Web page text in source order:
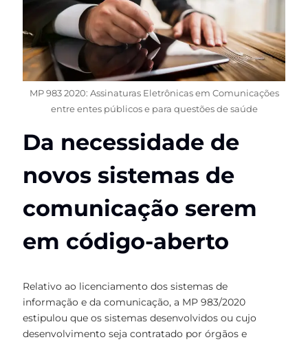
MP 983 2020: Assinaturas Eletrônicas em Comunicações
entre entes públicos e para questões de saúde
Da necessidade de
novos sistemas de
comunicação serem
em código-aberto
Relativo ao licenciamento dos sistemas de
informação e da comunicação, a MP 983/2020
estipulou que os sistemas desenvolvidos ou cujo
desenvolvimento seja contratado por órgãos e